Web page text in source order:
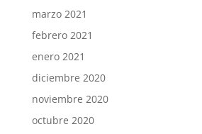
marzo 2021
febrero 2021
enero 2021
diciembre 2020
noviembre 2020
octubre 2020